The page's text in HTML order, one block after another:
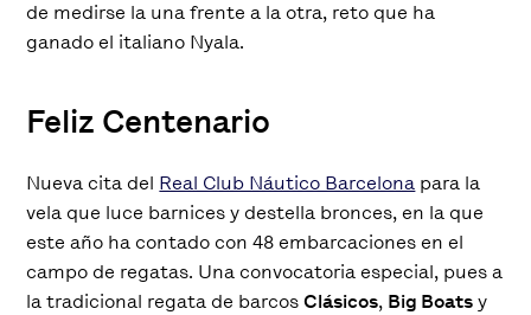
de medirse la una frente a la otra, reto que ha
ganado el italiano Nyala.
Feliz Centenario
Nueva cita del Real Club Náutico Barcelona para la
vela que luce barnices y destella bronces, en la que
este año ha contado con 48 embarcaciones en el
campo de regatas. Una convocatoria especial, pues a
la tradicional regata de barcosClásicos, Big Boatsy